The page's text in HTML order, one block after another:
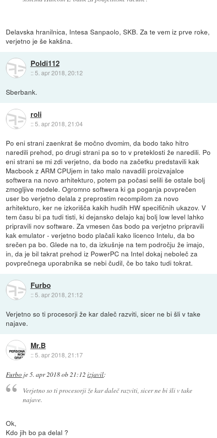
Delavska hranilnica, Intesa Sanpaolo, SKB. Za te vem iz prve roke,
verjetno je še kakšna.
Poldi112
:: 5. apr 2018, 20:12
Sberbank.
roli
::5. apr 2018, 21:04
Po eni strani zaenkrat še močno dvomim, da bodo tako hitro
naredili prehod, po drugi strani pa so to v preteklosti že naredili. Po
eni strani se mi zdi verjetno, da bodo na začetku predstavili kak
Macbook z ARM CPUjem in tako malo navadili proizvajalce
softwera na novo arhitekturo, potem pa počasi selili še ostale bolj
zmogljive modele. Ogromno softwera ki ga poganja povprečen
user bo verjetno delala z preprostim recompilom za novo
arhitekturo, ker ne izkorišča kakih hudih HW specifičnih ukazov. V
tem času bi pa tudi tisti, ki dejansko delajo kaj bolj low level lahko
pripravili nov software. Za vmesen čas bodo pa verjetno pripravili
kak emulator - verjetno bodo plačali kako licenco Intelu, da bo
srečen pa bo. Glede na to, da izkušnje na tem področju že imajo,
in, da je bil takrat prehod iz PowerPC na Intel dokaj neboleč za
povprečnega uporabnika se nebi čudil, če bo tako tudi tokrat.
Furbo
:: 5. apr 2018, 21:12
Verjetno so ti procesorji že kar daleč razviti, sicer ne bi šli v take
najave.
Mr.B
::5. apr 2018, 21:17
Furbo je5. apr 2018 ob 21:12 izjavil:
Verjetno so ti procesorji že kar daleč razviti, sicer ne bi šli v take
najave.
Ok,
Kdo jih bo pa delal ?